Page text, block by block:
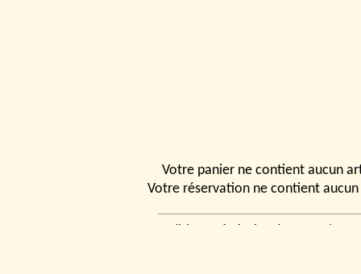
Votre panier ne contient aucun
Votre réservation ne contient